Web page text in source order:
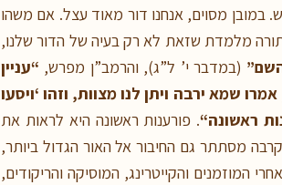
מסוים, אנחנו דור מאוד עצל. אם משהו
מלמדת שזאת לא רק בעיה של הדור שלנו,
(במדבר י’ ל”ג), והרמב”ן מפרש, “עניין
שמא ירבה ויתן לנו מצוות, וזהו ‘ויסעו
ראשונה“. פורענות ראשונה היא לראות את
מסתתר גם החיבור אל האור הגדול ביותר,
המוזמנים והקייטרינג, המוסיקה והריקודים,